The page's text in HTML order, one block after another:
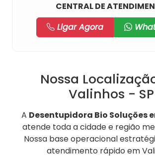
CENTRAL DE
Ligar Agora
Nossa
Valinhos - SP
A Desentupidora Bio Soluções
atende toda a cidade e região
Nossa base operacional
atendimento rápido em